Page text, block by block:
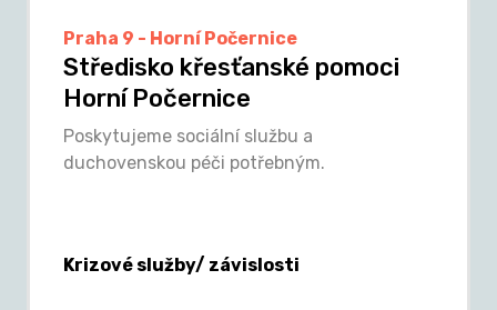
Praha 9 - Horní Počernice
Středisko křesťanské pomoci
Horní Počernice
Poskytujeme sociální službu a
duchovenskou péči potřebným.
Krizové služby/ závislosti